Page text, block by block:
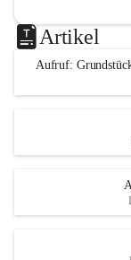
Artikel
Aufruf: